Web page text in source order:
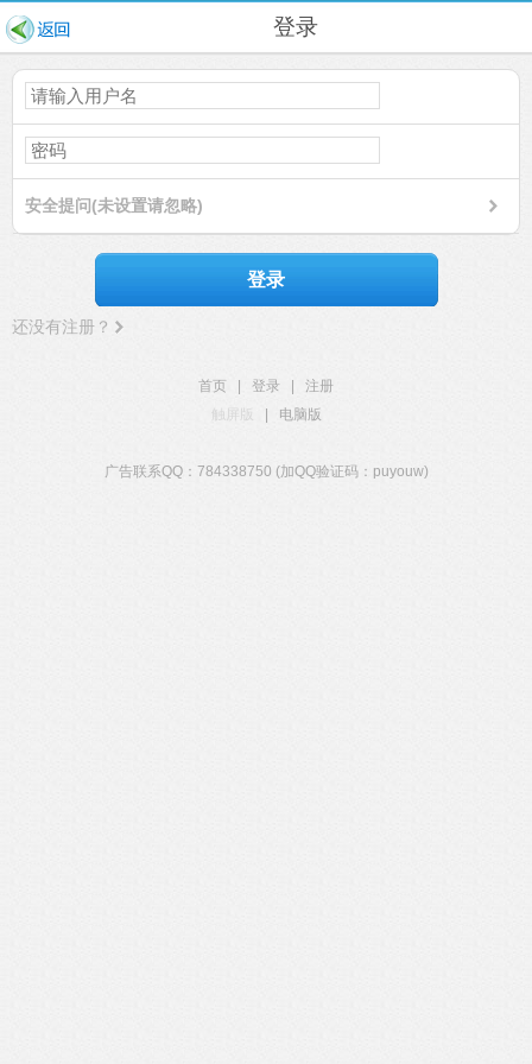
登录
安全提问(未设置请忽略)
登录
还没有注册？
首页 登录
注册
触屏版
电脑版
广告联系QQ：784338750 (加QQ验证码：puyouw)